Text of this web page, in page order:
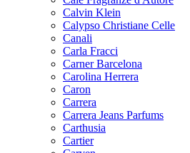
Calvin Klein
Calypso Christiane Celle
Canali
Carla Fracci
Carner Barcelona
Carolina Herrera
Caron
Carrera
Carrera Jeans Parfums
Carthusia
Cartier